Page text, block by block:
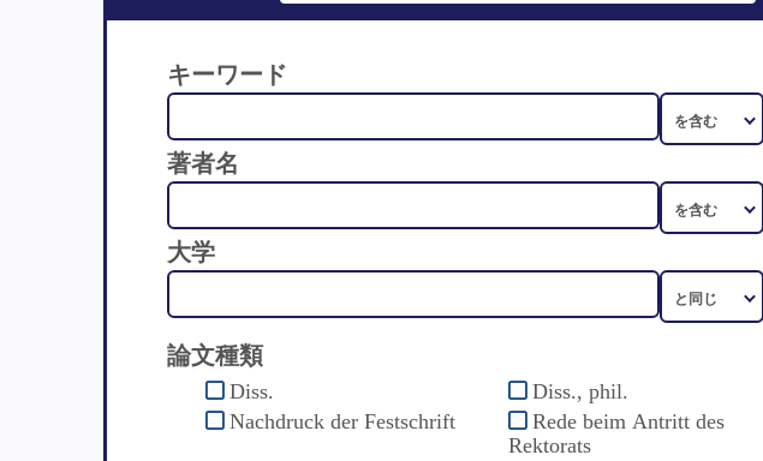
キーワード
著者名
大学
論文種類
Diss. Diss., phil.
Nachdruck der Festschrift
Rede beim Antritt des
Rektorats